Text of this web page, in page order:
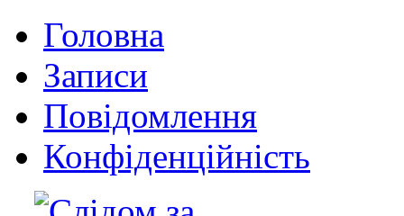
Головна
Записи
Повідомлення
Конфіденційність